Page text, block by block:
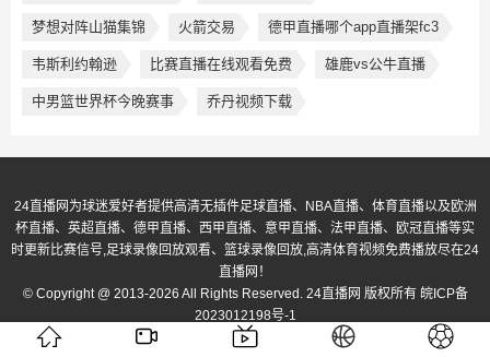
梦想对阵山猫集锦 火箭交易 德甲直播哪个app直播架fc3
韦斯利约翰逊 比赛直播在线观看免费 雄鹿vs公牛直播
中男篮世界杯今晚赛事 乔丹视频下载
24直播网为球迷爱好者提供高清无插件足球直播、NBA直播、体育直播以及欧洲
杯直播、英超直播、德甲直播、西甲直播、意甲直播、法甲直播、欧冠直播等实
时更新比赛信号,足球录像回放观看、篮球录像回放,高清体育视频免费播放尽在24
直播网！
© Copyright @ 2013-2026 All Rights Reserved. 24直播网 版权所有 皖ICP备
2023012198号-1